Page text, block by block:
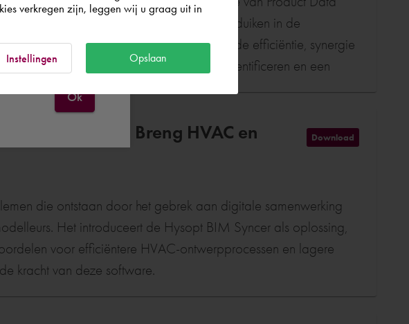
Management (PLM) systemen. We duiken in de
en tonen aan hoe hun samenwerking de efficiëntie, synergie
verbeteren. Door de uitdagingen te identificeren en een
en beheersprocessen.
Digitale Brug | Breng HVAC en
die ontstaan door het gebrek aan digitale samenwerking
Het introduceert de Hysopt BIM Syncer als oplossing,
voor efficiëntere HVAC-ontwerpprocessen en lagere
kracht van deze software.
Download
Ok
verkregen zijn, leggen wij u graag uit in
Instellingen Opslaan